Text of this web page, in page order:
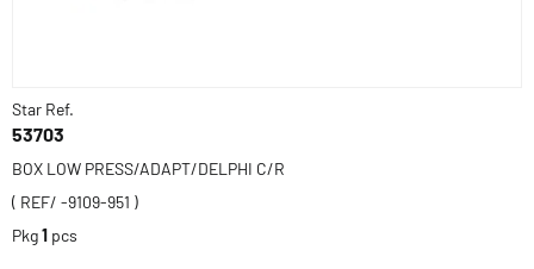
Star Ref.
53703
BOX LOW PRESS/ADAPT/DELPHI C/R
( REF/ -9109-951 )
Pkg1 pcs